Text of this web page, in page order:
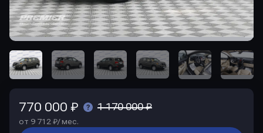
770 000 ₽ 1 170 000 ₽
от 9 712 ₽/ мес.